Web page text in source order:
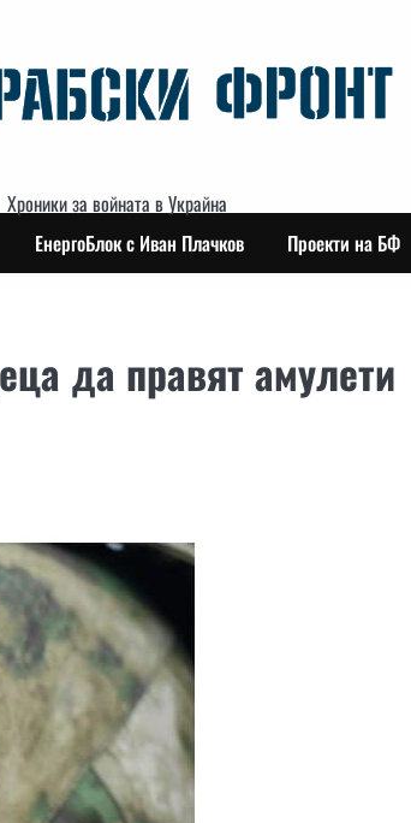
Хроники за войната в Украйна
ЕнергоБлок с Иван Плачков Проекти на БФ
да правят амулети